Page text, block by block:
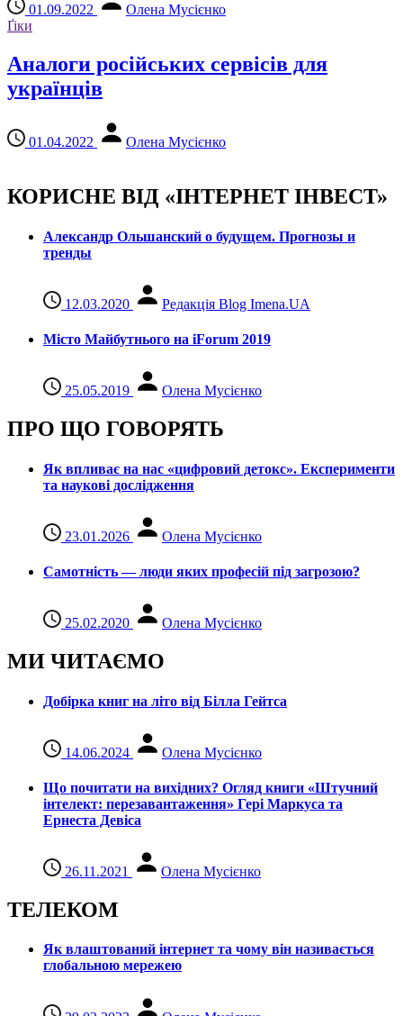
01.09.2022
Олена Мусієнко
Ґіки
Аналоги російських сервісів для
українців
01.04.2022 Олена Мусієнко
КОРИСНЕ ВІД «ІНТЕРНЕТ ІНВЕСТ»
Александр Ольшанский о будущем. Прогнозы и
тренды
12.03.2020 Редакція Blog Imena.UA
Місто Майбутнього на iForum 2019
25.05.2019 Олена Мусієнко
ПРО ЩО ГОВОРЯТЬ
Як впливає на нас «цифровий детокс». Експерименти
та наукові дослідження
23.01.2026 Олена Мусієнко
Самотність — люди яких професій під загрозою?
25.02.2020 Олена Мусієнко
МИ ЧИТАЄМО
Добірка книг на літо від Білла Гейтса
14.06.2024 Олена Мусієнко
Що почитати на вихідних? Огляд книги «Штучний
інтелект: перезавантаження» Гері Маркуса та
Ернеста Девіса
26.11.2021 Олена Мусієнко
ТЕЛЕКОМ
Як влаштований інтернет та чому він називається
глобальною мережею